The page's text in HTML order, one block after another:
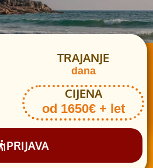
TRAJANJE
dana
CIJENA
od 1650€ + let
PRIJAVA